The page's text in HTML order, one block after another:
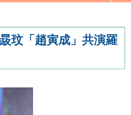
玟「趙寅成」共演羅